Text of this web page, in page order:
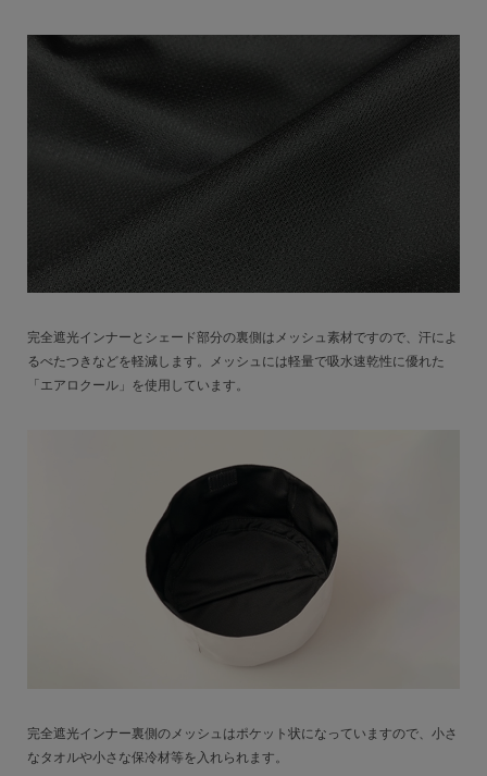
完全遮光インナーとシェード部分の裏側はメッシュ素材ですので、汗によ
るべたつきなどを軽減します。メッシュには軽量で吸水速乾性に優れた
「エアロクール」を使用しています。
完全遮光インナー裏側のメッシュはポケット状になっていますので、小さ
なタオルや小さな保冷材等を入れられます。